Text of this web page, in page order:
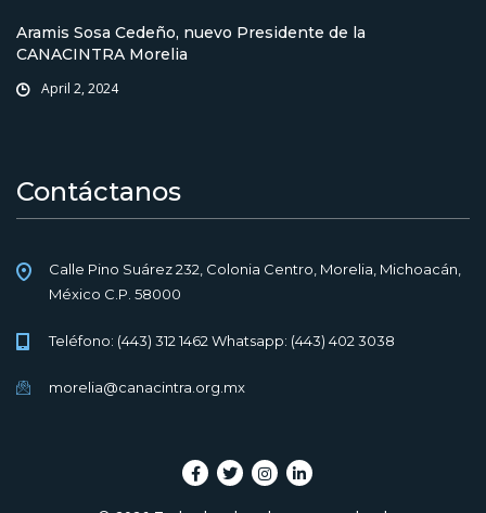
Aramis Sosa Cedeño, nuevo Presidente de la
CANACINTRA Morelia
April 2, 2024
Contáctanos
Calle Pino Suárez 232, Colonia Centro, Morelia, Michoacán,
México C.P. 58000
Teléfono: (443) 312 1462 Whatsapp: (443) 402 3038
morelia@canacintra.org.mx